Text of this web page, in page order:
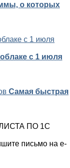
о которых
с 1 июля
Самая быстрая
ПО 1С
письмо на e-